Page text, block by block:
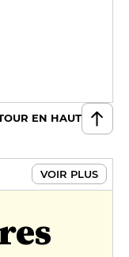
EN HAUT
VOIR PLUS